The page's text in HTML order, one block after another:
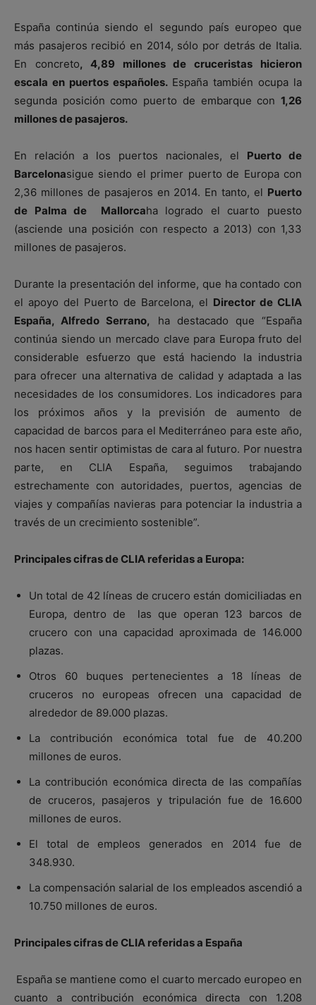
España continúa siendo el segundo país europeo que
más pasajeros recibió en 2014, sólo por detrás de Italia.
En concreto, 4,89 millones de cruceristas hicieron
escala en puertos españoles.España también ocupa la
segunda posición como puerto de embarque con 1,26
millones de pasajeros.
En relación a los puertos nacionales, el Puerto de
Barcelonasigue siendo el primer puerto de Europa con
2,36 millones de pasajeros en 2014. En tanto, el Puerto
de Palma de Mallorcaha logrado el cuarto puesto
(asciende una posición con respecto a 2013) con 1,33
millones de pasajeros.
Durante la presentación del informe, que ha contado con
el apoyo del Puerto de Barcelona, el Director de CLIA
España, Alfredo Serrano,
ha destacado que “España
continúa siendo un mercado clave para Europa fruto del
considerable esfuerzo que está haciendo la industria
para ofrecer una alternativa de calidad y adaptada a las
necesidades de los consumidores. Los indicadores para
los próximos años y la previsión de aumento de
capacidad de barcos para el Mediterráneo para este año,
nos hacen sentir optimistas de cara al futuro. Por nuestra
parte, en CLIA España, seguimos trabajando
estrechamente con autoridades, puertos, agencias de
viajes y compañías navieras para potenciar la industria a
través de un crecimiento sostenible”.
Principales cifras de CLIA referidas a Europa:
Un total de 42 líneas de crucero están domiciliadas en
Europa, dentro de las que operan 123 barcos de
crucero con una capacidad aproximada de 146.000
plazas.
Otros 60 buques pertenecientes a 18 líneas de
cruceros no europeas ofrecen una capacidad de
alrededor de 89.000 plazas.
La contribución económica total fue de 40.200
millones de euros.
La contribución económica directa de las compañías
de cruceros, pasajeros y tripulación fue de 16.600
millones de euros.
El total de empleos generados en 2014 fue de
348.930.
La compensación salarial de los empleados ascendió a
10.750 millones de euros.
Principales cifras de CLIA referidas a España
España se mantiene como el cuarto mercado europeo en
cuanto a contribución económica directa con 1.208